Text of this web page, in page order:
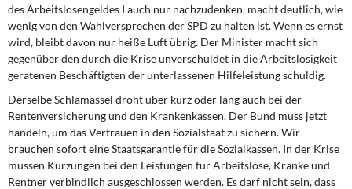
DIE LINKE
Weitere Themen
Memo-Gruppe
Institut Solidarische Moderne
Rosa-Luxemburg-Stiftung
des Arbeitslosengeldes I auch nur nachzudenken, macht deutlich, wie
wenig von den Wahlversprechen der SPD zu halten ist. Wenn es ernst
wird, bleibt davon nur heiße Luft übrig. Der Minister macht sich
gegenüber den durch die Krise unverschuldet in die Arbeitslosigkeit
geratenen Beschäftigten der unterlassenen Hilfeleistung schuldig.
Derselbe Schlamassel droht über kurz oder lang auch bei der
Rentenversicherung und den Krankenkassen. Der Bund muss jetzt
handeln, um das Vertrauen in den Sozialstaat zu sichern. Wir
brauchen sofort eine Staatsgarantie für die Sozialkassen. In der Krise
müssen Kürzungen bei den Leistungen für Arbeitslose, Kranke und
Rentner verbindlich ausgeschlossen werden. Es darf nicht sein, dass